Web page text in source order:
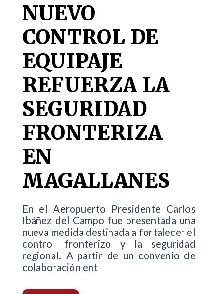
NUEVO
CONTROL DE
EQUIPAJE
REFUERZA LA
SEGURIDAD
FRONTERIZA
EN
MAGALLANES
En el Aeropuerto Presidente Carlos
Ibáñez del Campo fue presentada una
nueva medida destinada a fortalecer el
control fronterizo y la seguridad
regional. A partir de un convenio de
colaboración ent